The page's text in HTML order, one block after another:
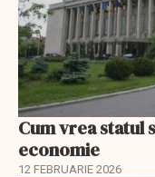
Cum vrea statul
economie
12 FEBRUARIE 2026